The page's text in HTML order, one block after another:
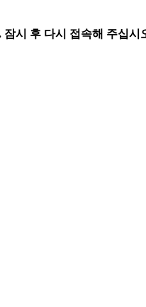
시 후 다시 접속해 주십시